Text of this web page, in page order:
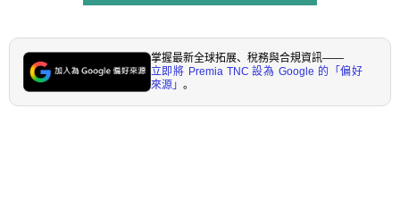
掌握最新全球拓展、稅務與合規資訊——
立即將 Premia TNC 設為 Google 的「偏好
來源」 。